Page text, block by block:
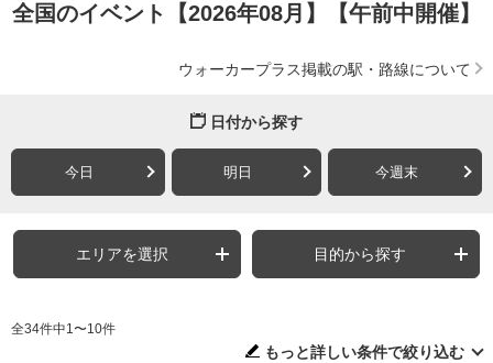
全国のイベント【2026年08月】【午前中開催】
ウォーカープラス掲載の駅・路線について
日付から探す
今日 明日 今週末
エリアを選択 目的から探す
全34件中1〜10件
もっと詳しい条件で絞り込む